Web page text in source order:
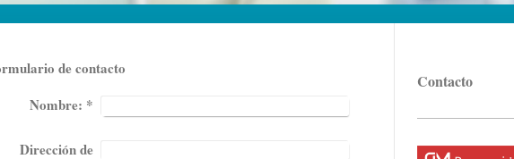
de contacto
Nombre: *
Dirección de
Contacto